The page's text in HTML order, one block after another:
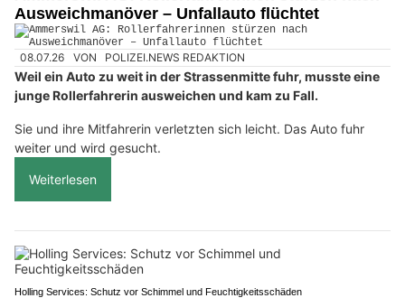
Ausweichmanöver – Unfallauto flüchtet
08.07.26 VON POLIZEI.NEWS REDAKTION
Weil ein Auto zu weit in der Strassenmitte fuhr, musste eine
junge Rollerfahrerin ausweichen und kam zu Fall.
Sie und ihre Mitfahrerin verletzten sich leicht. Das Auto fuhr
weiter und wird gesucht.
Weiterlesen
Holling Services: Schutz vor Schimmel und Feuchtigkeitsschäden